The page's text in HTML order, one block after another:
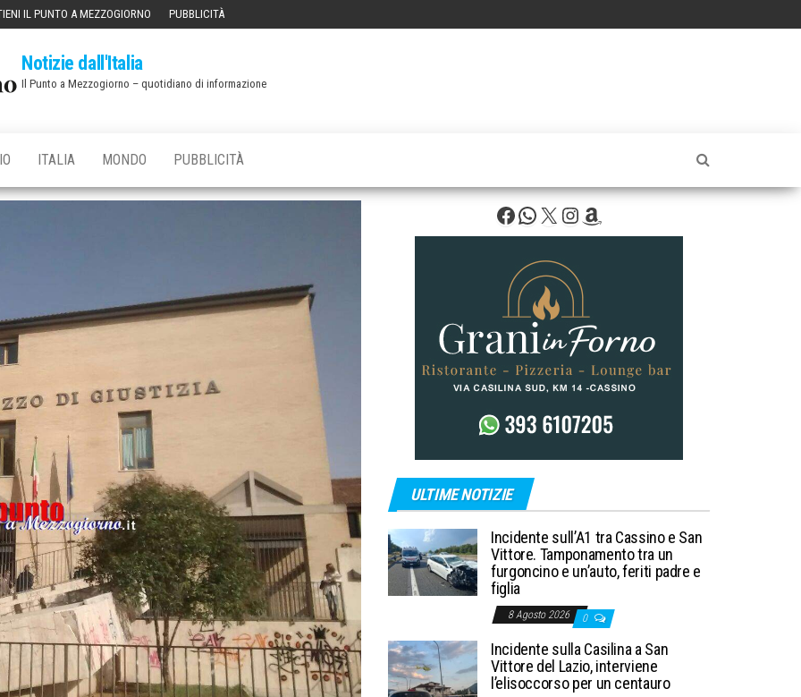
IL PUNTO A MEZZOGIORNO PUBBLICITÀ
Notizie dall'Italia
Il Punto a Mezzogiorno – quotidiano di informazione
ITALIA MONDO PUBBLICITÀ
Facebook
WhatsApp
X Instagram
Amazon
ULTIME NOTIZIE
Incidente sull’A1 tra Cassino e San
Vittore. Tamponamento tra un
furgoncino e un’auto, feriti padre e
figlia
8 Agosto 2026 0
Incidente sulla Casilina a San
Vittore del Lazio, interviene
l’elisoccorso per un centauro